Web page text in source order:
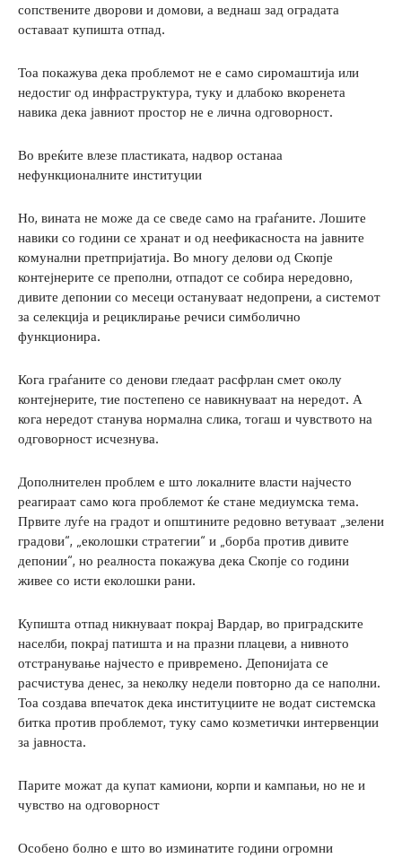
сопствените дворови и домови, а веднаш зад оградата
оставаат купишта отпад.
Тоа покажува дека проблемот не е само сиромаштија или
недостиг од инфраструктура, туку и длабоко вкоренета
навика дека јавниот простор не е лична одговорност.
Во вреќите влезе пластиката, надвор останаа
нефункционалните институции
Но, вината не може да се сведе само на граѓаните. Лошите
навики со години се хранат и од неефикасноста на јавните
комунални претпријатија. Во многу делови од Скопје
контејнерите се преполни, отпадот се собира нередовно,
дивите депонии со месеци остануваат недопрени, а системот
за селекција и рециклирање речиси симболично
функционира.
Кога граѓаните со денови гледаат расфрлан смет околу
контејнерите, тие постепено се навикнуваат на нередот. А
кога нередот станува нормална слика, тогаш и чувството на
одговорност исчезнува.
Дополнителен проблем е што локалните власти најчесто
реагираат само кога проблемот ќе стане медиумска тема.
Првите луѓе на градот и општините редовно ветуваат „зелени
градови“, „еколошки стратегии“ и „борба против дивите
депонии“, но реалноста покажува дека Скопје со години
живее со исти еколошки рани.
Купишта отпад никнуваат покрај Вардар, во приградските
населби, покрај патишта и на празни плацеви, а нивното
отстранување најчесто е привремено. Депонијата се
расчистува денес, за неколку недели повторно да се наполни.
Тоа создава впечаток дека институциите не водат системска
битка против проблемот, туку само козметички интервенции
за јавноста.
Парите можат да купат камиони, корпи и кампањи, но не и
чувство на одговорност
Особено болно е што во изминатите години огромни